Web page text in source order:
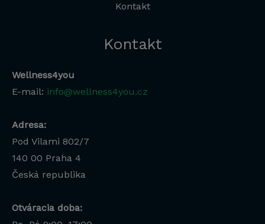
Kontakt
Kontakt
Wellness4you
E-mail: info@wellness4you.cz
Adresa:
Pod Vilami 802/7
140 00 Praha 4
Česká republika
Otváracia doba: